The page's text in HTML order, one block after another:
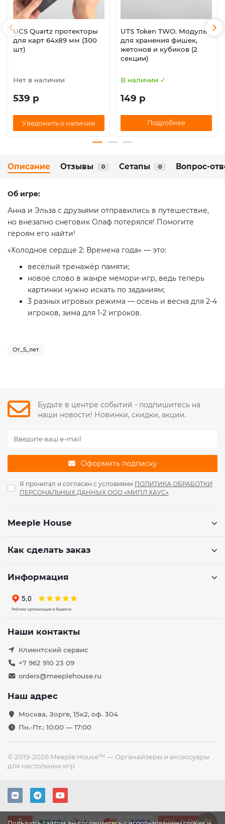
UCS Quartz протекторы
для карт 64х89 мм (300
шт)
Нет в наличии
539 р
Уведомить о наличии
UTS Token TWO. Модуль
для хранения фишек,
жетонов и кубиков (2
секции)
В наличии ✓
149 р
Подробнее
Описание Отзывы 0 Сетапы 0 Вопрос-
Об игре:
Анна и Эльза с друзьями отправились в путешествие,
но внезапно снеговик Олаф потерялся! Помогите
героям его найти!
«Холодное сердце 2: Времена года» — это:
весёлый тренажёр памяти;
новое слово в жанре мемори-игр, ведь теперь
картинки нужно искать по заданиям;
3 разных игровых режима — осень и весна для 2-4
игроков, зима для 1-2 игроков.
От_5_лет
Будьте в центре событий - подпишитесь на
наши новости! Новинки, скидки, акции.
Оформить подписку
Я прочитал и согласен с условиями ПОЛИТИКА ОБРАБОТКИ
ПЕРСОНАЛЬНЫХ ДАННЫХ ООО «МИПЛ ХАУС»
Meeple House
Как сделать заказ
Информация
Наши контакты
Клиентский сервис
+7 962 910 23 09
orders@meeplehouse.ru
Наш адрес
Москва, Зорге, 15к2, оф. 304
Пн.-Пт.: 10:00 — 17:00
© 2019-2026 Meeple House™ — Органайзеры и аксессуары
для настольных игр